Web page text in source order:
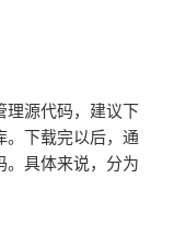
理源代码，建议下
。下载完以后，通
。具体来说，分为